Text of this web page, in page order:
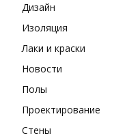
Дизайн
Изоляция
Лаки и краски
Новости
Полы
Проектирование
Стены